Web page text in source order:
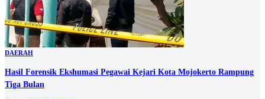
DAERAH
Hasil Forensik Ekshumasi Pegawai Kejari Kota Mojokerto Rampung
Tiga Bulan